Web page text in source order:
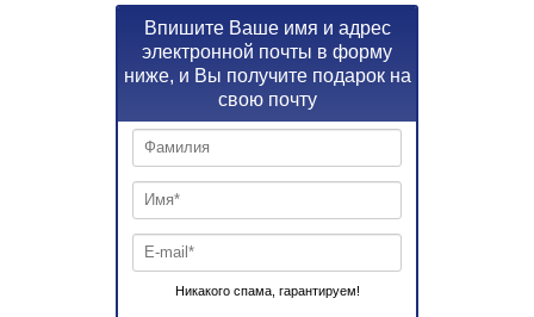
Впишите Ваше имя и адрес
электронной почты в форму
ниже, и Вы получите подарок на
свою почту
Никакого спама, гарантируем!